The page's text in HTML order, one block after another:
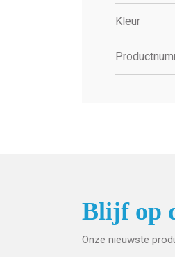
Kleur
Blijf op
Onze nieuwste